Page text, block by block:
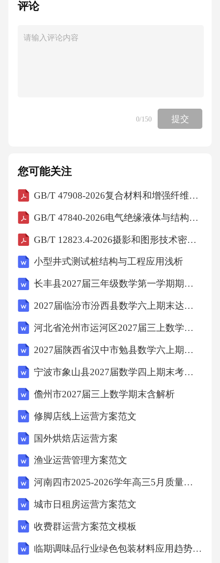
综合应对策略
七、资源需求与配置
人力资源配置
技术资源配置
资金资源配置
八、时间规划与实施步骤
时间规划
实施步骤
九、风险评估与应对策略
评论
0/150 提交
您可能关注
GB/T 47908-2026复合材料和增强纤维碳纤维增强塑料(CFRPs)和金属组件粘接界面耐久性楔型断裂试验表征方法
GB/T 47840-2026电气绝缘液体与结构材料相容性试验方法
GB/T 12823.4-2026摄影和图形技术密度测量第4部分：反射密度的几何条件
小型井式测试桩结构与工程应用浅析
长丰县2027届三年级数学第一学期期末统考模拟试题含解析
2027届临汾市汾西县数学六上期末达标检测试题含解析
河北省沧州市运河区2027届三上数学期末质量跟踪监视模拟试题含解析
2027届陕西省汉中市勉县数学六上期末监测模拟试题含解析
宁波市象山县2027届数学四上期末考试模拟试题含解析
儋州市2027届三上数学期末含解析
修脚店线上运营方案范文
国外烘焙店运营方案
渔业运营管理方案范文
河南四市2025-2026学年高三5月质量检测(许济平洛四模)物理试卷
城市日租房运营方案范文
收费群运营方案范文模板
临期调味品行业绿色包装材料应用趋势分析2025